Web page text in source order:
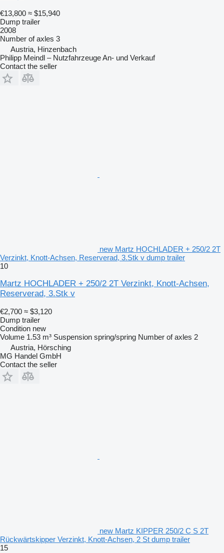
€13,800 ≈ $15,940
Dump trailer
2008
Number of axles 3
Austria, Hinzenbach
Philipp Meindl – Nutzfahrzeuge An- und Verkauf
Contact the seller
new Martz HOCHLADER + 250/2 2T
Verzinkt, Knott-Achsen, Reserverad, 3.Stk v dump trailer
10
Martz HOCHLADER + 250/2 2T Verzinkt, Knott-Achsen,
Reserverad, 3.Stk v
€2,700 ≈ $3,120
Dump trailer
Condition new
Volume 1.53 m³ Suspension spring/spring Number of axles 2
Austria, Hörsching
MG Handel GmbH
Contact the seller
new Martz KIPPER 250/2 C S 2T
Rückwärtskipper Verzinkt, Knott-Achsen, 2 St dump trailer
15